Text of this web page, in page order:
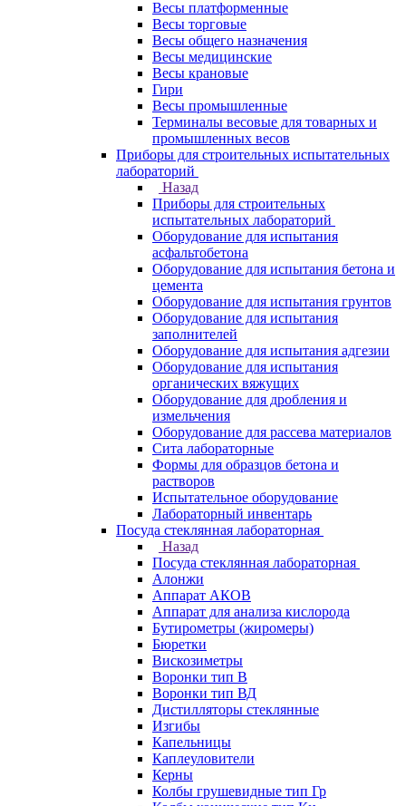
Весы платформенные
Весы торговые
Весы общего назначения
Весы медицинские
Весы крановые
Гири
Весы промышленные
Терминалы весовые для товарных и
промышленных весов
Приборы для строительных испытательных
лабораторий
Назад
Приборы для строительных
испытательных лабораторий
Оборудование для испытания
асфальтобетона
Оборудование для испытания бетона и
цемента
Оборудование для испытания грунтов
Оборудование для испытания
заполнителей
Оборудование для испытания адгезии
Оборудование для испытания
органических вяжущих
Оборудование для дробления и
измельчения
Оборудование для рассева материалов
Сита лабораторные
Формы для образцов бетона и
растворов
Испытательное оборудование
Лабораторный инвентарь
Посуда стеклянная лабораторная
Назад
Посуда стеклянная лабораторная
Алонжи
Аппарат АКОВ
Аппарат для анализа кислорода
Бутирометры (жиромеры)
Бюретки
Вискозиметры
Воронки тип В
Воронки тип ВД
Дистилляторы стеклянные
Изгибы
Капельницы
Каплеуловители
Керны
Колбы грушевидные тип Гр